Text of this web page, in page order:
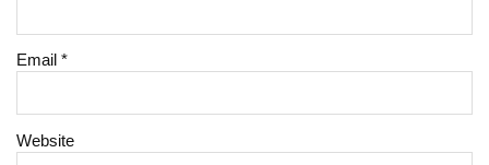
Email*
Website